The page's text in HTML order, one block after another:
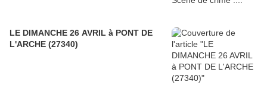
LE DIMANCHE 26 AVRIL à PONT DE
L'ARCHE (27340)